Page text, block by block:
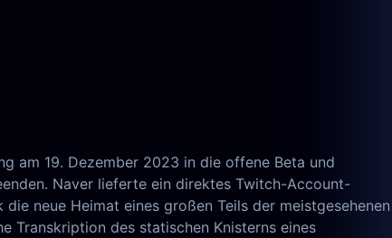
am 19. Dezember 2023 in die offene Beta und
Naver lieferte ein direktes Twitch-Account-
neue Heimat eines großen Teils der meistgesehenen
Transkription des statischen Knisterns eines